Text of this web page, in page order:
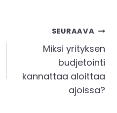
SEURAAVA
Miksi yrityksen
budjetointi
kannattaa aloittaa
ajoissa?